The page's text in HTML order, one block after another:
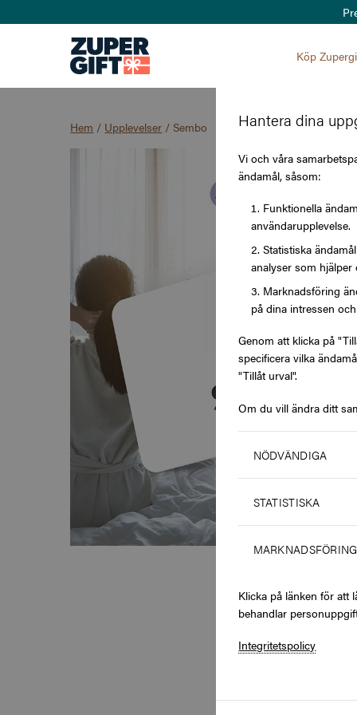
Hantera dina
Vi och våra
ändamål, såsom:
Funktionella
användarupplevelse.
Statistiska
analyser som
Marknadsföring
på dina intressen
Genom att klicka på
specificera vilka
"Tillåt urval".
Om du vill ändra ditt
NÖDVÄNDIGA
STATISTISKA
MARKNADSFÖRING
Klicka på länken för att
behandlar
Integritetspolicy
Köp
Hem / Upplevelser /Sembo